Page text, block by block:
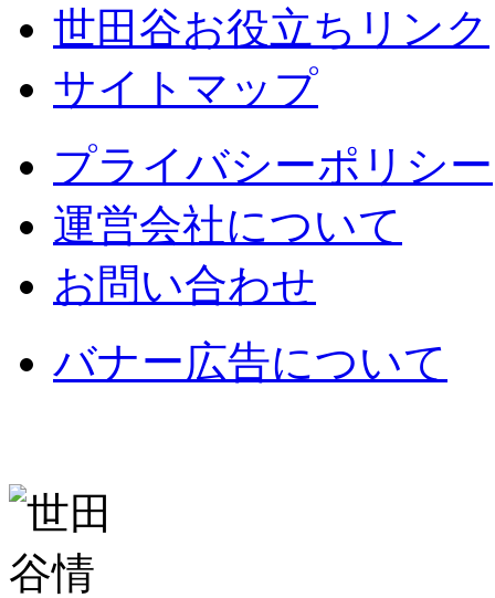
世田谷お役立ちリンク
サイトマップ
プライバシーポリシー
運営会社について
お問い合わせ
バナー広告について